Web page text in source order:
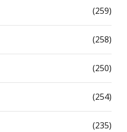
(259)
(258)
(250)
(254)
(235)